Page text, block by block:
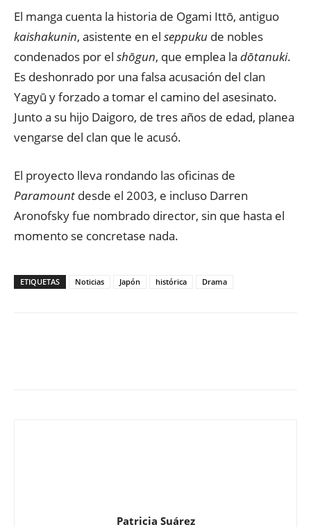
El manga cuenta la historia de Ogami Ittō, antiguo
kaishakunin, asistente en el seppuku de nobles
condenados por el shōgun, que emplea la dōtanuki.
Es deshonrado por una falsa acusación del clan
Yagyū y forzado a tomar el camino del asesinato.
Junto a su hijo Daigoro, de tres años de edad, planea
vengarse del clan que le acusó.
El proyecto lleva rondando las oficinas de
Paramount desde el 2003, e incluso Darren
Aronofsky fue nombrado director, sin que hasta el
momento se concretase nada.
ETIQUETAS Noticias Japón histórica Drama
Patricia Suárez